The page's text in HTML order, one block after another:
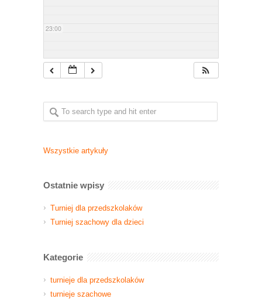
23:00
Wszystkie artykuły
Ostatnie wpisy
Turniej dla przedszkolaków
Turniej szachowy dla dzieci
Kategorie
turnieje dla przedszkolaków
turnieje szachowe